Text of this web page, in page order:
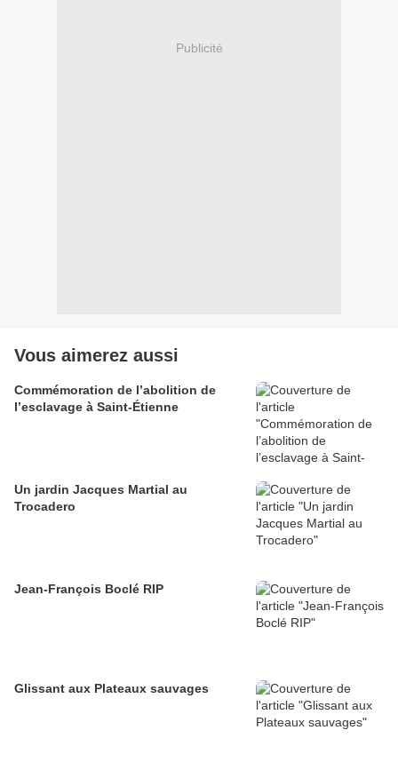
Publicité
Vous aimerez aussi
Commémoration de l’abolition de
l’esclavage à Saint-Étienne
Un jardin Jacques Martial au
Trocadero
Jean-François Boclé RIP
Glissant aux Plateaux sauvages